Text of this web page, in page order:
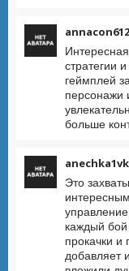
стратегии
геймплей
персонажи
больше
Это
каждый
прокачки и
добавляет